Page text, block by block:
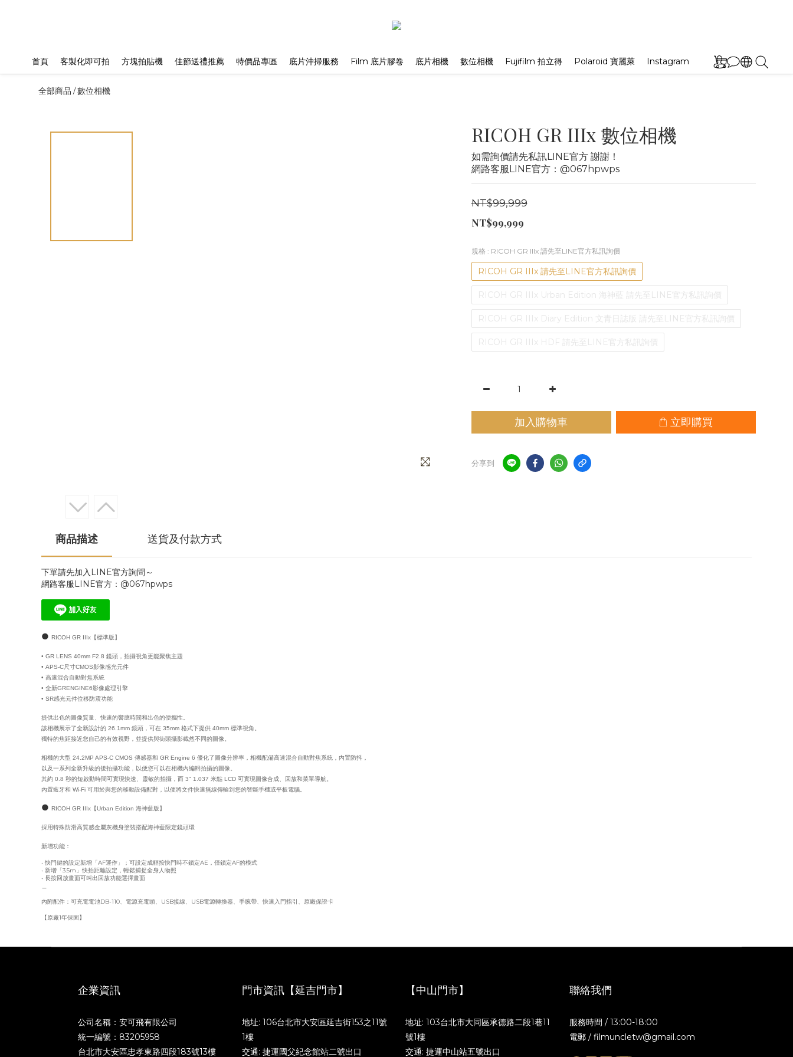
首頁 客製化即可拍 方塊拍貼機 佳節送禮推薦 特價品專區 底片沖掃服務 Film 底片膠卷 底片相機 數位相機 Fujifilm 拍立得 Polaroid 寶麗萊 Instagram
全部商品 /數位相機
RICOH GR IIIx 數位相機
如需詢價請先私訊LINE官方 謝謝！
網路客服LINE官方：@067hpwps
NT$99,999
NT$99,999
規格 : RICOH GR IIIx 請先至LINE官方私訊詢價
RICOH GR IIIx 請先至LINE官方私訊詢價
RICOH GR IIIx Urban Edition 海神藍 請先至LINE官方私訊詢價
RICOH GR IIIx Diary Edition 文青日誌版 請先至LINE官方私訊詢價
RICOH GR IIIx HDF 請先至LINE官方私訊詢價
加入購物車 立即購買
分享到
商品描述 送貨及付款方式
下單請先加入LINE官方詢問～
網路客服LINE官方：@067hpwps
● RICOH GR IIIx 【標準版】
• GR LENS 40mm F2.8 鏡頭，拍攝視角更能聚焦主題
• APS-C尺寸CMOS影像感光元件
• 高速混合自動對焦系統
• 全新GRENGINE6影像處理引擎
• SR感光元件位移防震功能
提供出色的圖像質量、快速的響應時間和出色的便攜性。
該相機展示了全新設計的 26.1mm 鏡頭，可在 35mm 格式下提供 40mm 標準視角。
獨特的焦距接近您自己的有效視野，並提供與街頭攝影截然不同的圖像。
相機的大型 24.2MP APS-C CMOS 傳感器和 GR Engine 6 優化了圖像分辨率，相機配備高速混合自動對焦系統，內置防抖，
以及一系列全新升級的後拍攝功能，以便您可以在相機內編輯拍攝的圖像。
其約 0.8 秒的短啟動時間可實現快速、靈敏的拍攝，而 3" 1.037 米點 LCD 可實現圖像合成、回放和菜單導航。
內置藍牙和 Wi-Fi 可用於與您的移動設備配對，以便將文件快速無線傳輸到您的智能手機或平板電腦。
● RICOH GR IIIx【Urban Edition 海神藍版】
採用特殊防滑高質感金屬灰機身塗裝搭配海神藍限定鏡頭環
新增功能：
• 快門鍵的設定新增「AF運作」；可設定成輕按快門時不鎖定AE，僅鎖定AF的模式
• 新增「3.5m」快拍距離設定，輕鬆捕捉全身人物照
• 長按回放畫面可叫出回放功能選擇畫面
內附配件：可充電電池DB-110、電源充電頭、USB接線、USB電源轉換器、手腕帶、快速入門指引、原廠保證卡
【原廠1年保固】
企業資訊
公司名稱：安可飛有限公司
統一編號：83205958
台北市大安區忠孝東路四段183號13樓
門市資訊【延吉門市】
地址: 106台北市大安區延吉街153之11號
1樓
交通: 捷運國父紀念館站二號出口
【中山門市】
地址: 103台北市大同區承德路二段1巷11
號1樓
交通: 捷運中山站五號出口
聯絡我們
服務時間 / 13:00-18:00
電郵 / filmuncletw@gmail.com